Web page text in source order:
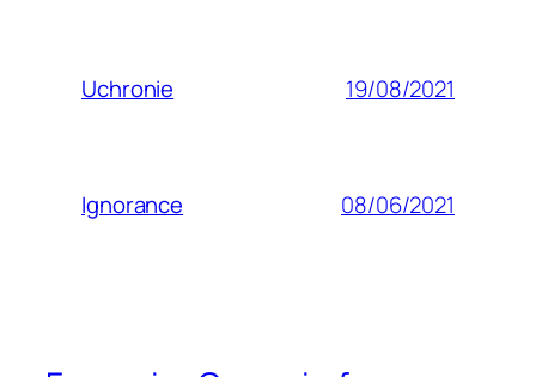
Uchronie 19/08/2021
Ignorance 08/06/2021